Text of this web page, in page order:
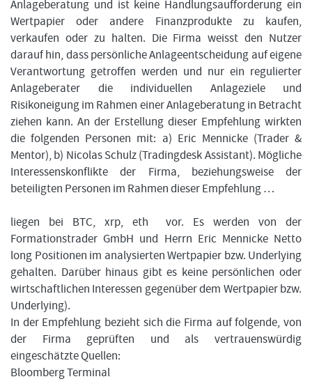
Anlageberatung und ist keine Handlungsaufforderung ein
Wertpapier oder andere Finanzprodukte zu kaufen,
verkaufen oder zu halten. Die Firma weisst den Nutzer
darauf hin, dass persönliche Anlageentscheidung auf eigene
Verantwortung getroffen werden und nur ein regulierter
Anlageberater die individuellen Anlageziele und
Risikoneigung im Rahmen einer Anlageberatung in Betracht
ziehen kann. An der Erstellung dieser Empfehlung wirkten
die folgenden Personen mit: a) Eric Mennicke (Trader &
Mentor), b) Nicolas Schulz (Tradingdesk Assistant). Mögliche
Interessenskonflikte der Firma, beziehungsweise der
beteiligten Personen im Rahmen dieser Empfehlung …
liegen bei BTC, xrp, eth vor. Es werden von der
Formationstrader GmbH und Herrn Eric Mennicke Netto
long Positionen im analysierten Wertpapier bzw. Underlying
gehalten. Darüber hinaus gibt es keine persönlichen oder
wirtschaftlichen Interessen gegenüber dem Wertpapier bzw.
Underlying).
In der Empfehlung bezieht sich die Firma auf folgende, von
der Firma geprüften und als vertrauenswürdig
eingeschätzte Quellen:
Bloomberg Terminal